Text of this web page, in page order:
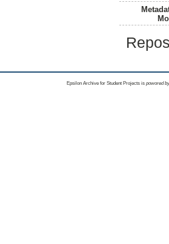
Epsilon Archive for Student Projects is powored